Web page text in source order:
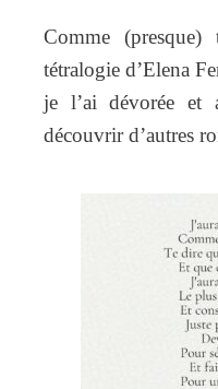
Comme
tétralogie d’Elena
je l’ai dévorée et
découvrir d’autres